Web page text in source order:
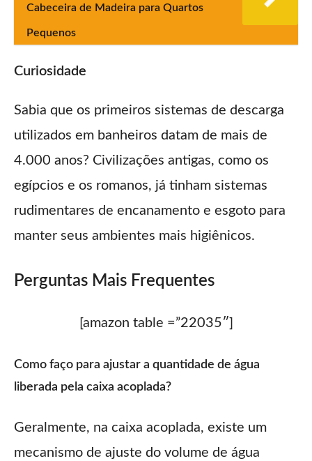
Cabeceira de Madeira para Quartos
Pequenos
Curiosidade
Sabia que os primeiros sistemas de descarga
utilizados em banheiros datam de mais de
4.000 anos? Civilizações antigas, como os
egípcios e os romanos, já tinham sistemas
rudimentares de encanamento e esgoto para
manter seus ambientes mais higiênicos.
Perguntas Mais Frequentes
[amazon table =”22035″]
Como faço para ajustar a quantidade de água
liberada pela caixa acoplada?
Geralmente, na caixa acoplada, existe um
mecanismo de ajuste do volume de água